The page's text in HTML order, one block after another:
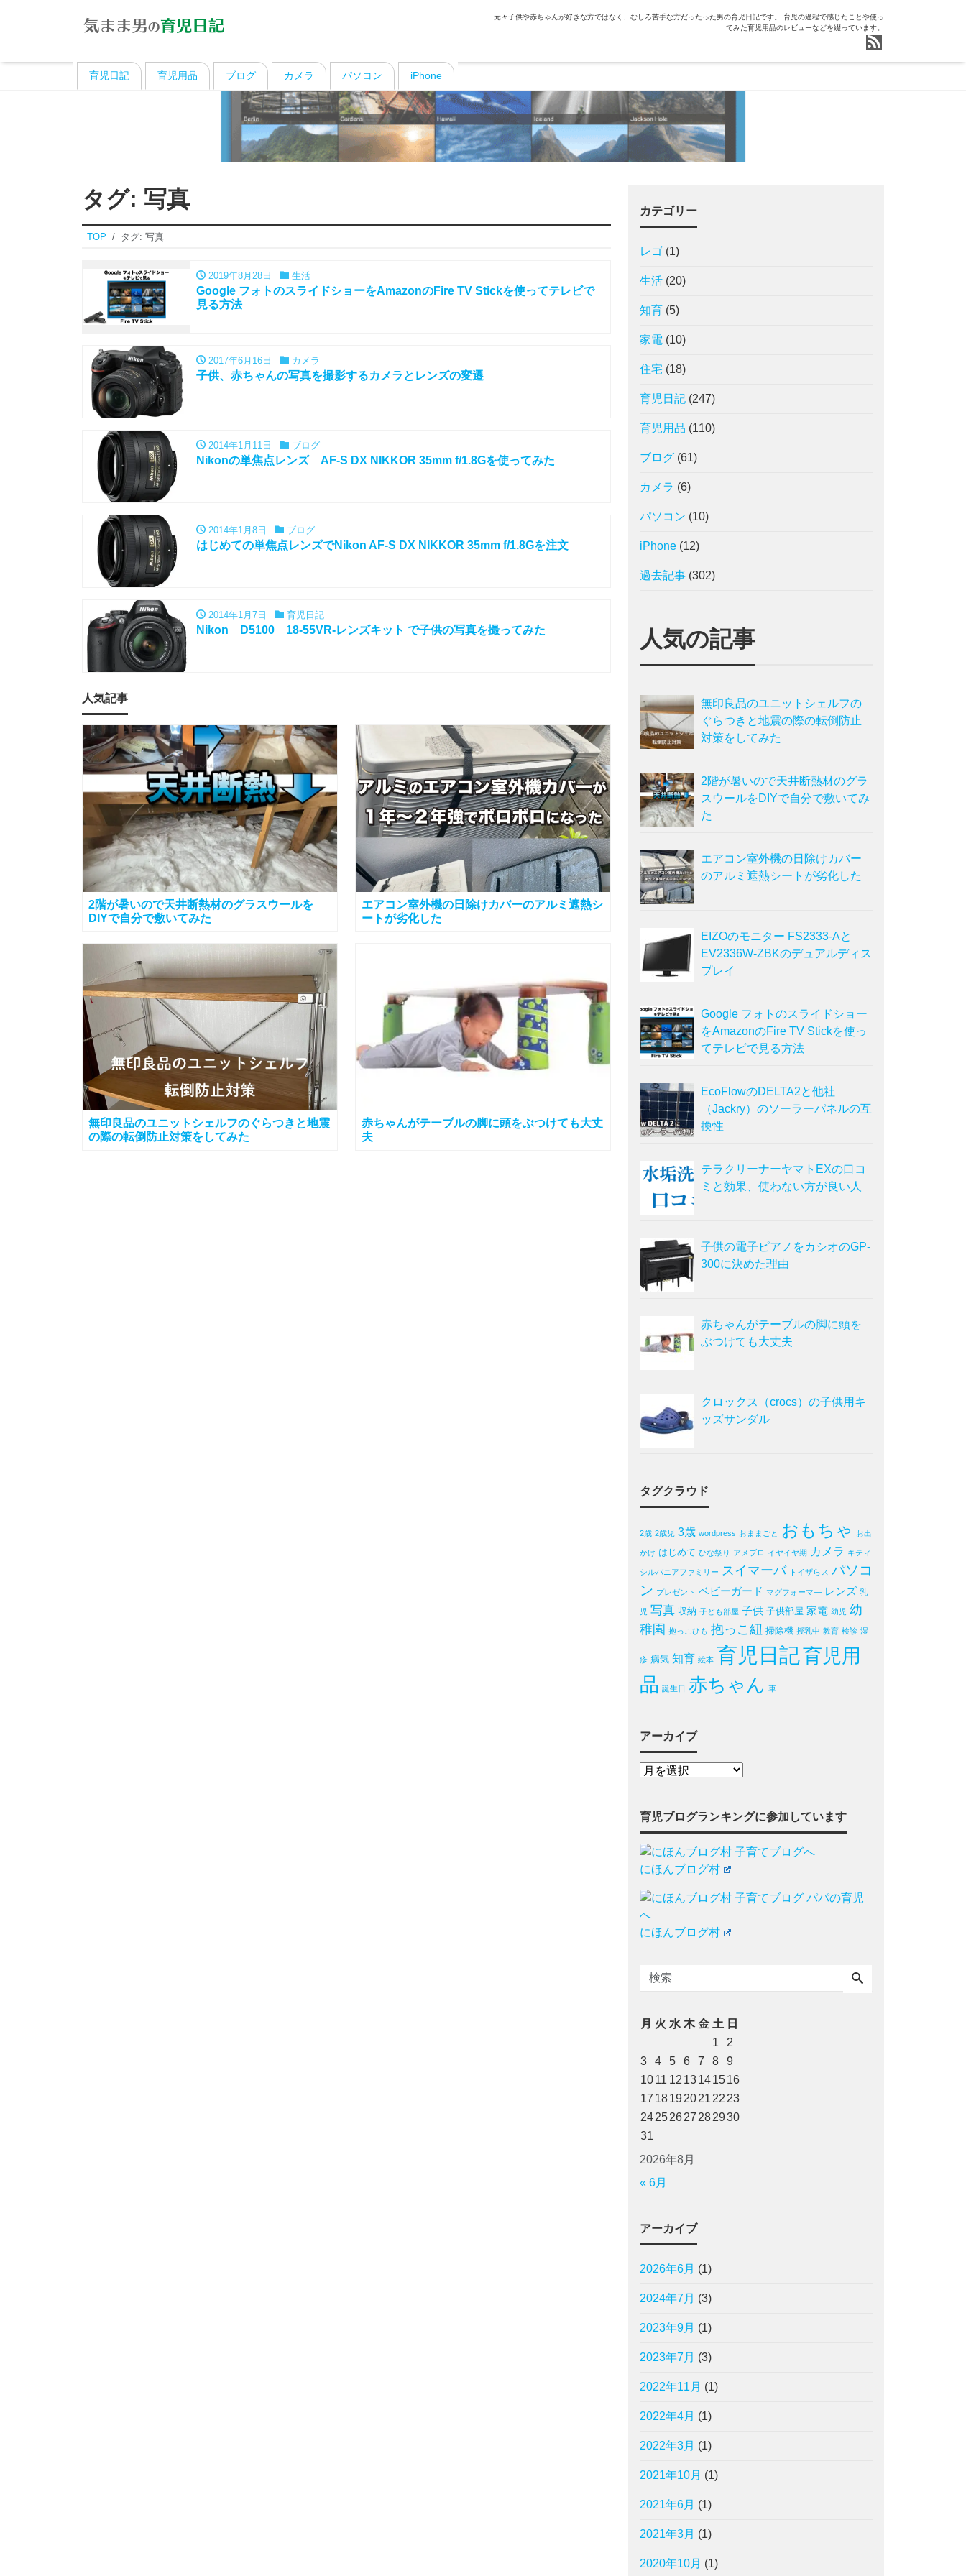
元々子供や赤ちゃんが好きな方ではなく、むしろ苦手な方だったった男の育児日記です。 育児の過程で感じたことや使っ
てみた育児用品のレビューなどを綴っています。
育児日記 育児用品 ブログ カメラ パソコン iPhone
タグ: 写真
TOP タグ: 写真
2019年8月28日 生活
Google フォトのスライドショーをAmazonのFire TV Stickを使ってテレビで
見る方法
2017年6月16日 カメラ
子供、赤ちゃんの写真を撮影するカメラとレンズの変遷
2014年1月11日 ブログ
Nikonの単焦点レンズ AF-S DX NIKKOR 35mm f/1.8Gを使ってみた
2014年1月8日 ブログ
はじめての単焦点レンズでNikon AF-S DX NIKKOR 35mm f/1.8Gを注文
2014年1月7日 育児日記
Nikon D5100 18-55VR-レンズキット で子供の写真を撮ってみた
人気記事
2階が暑いので天井断熱材のグラスウールを
DIYで自分で敷いてみた
エアコン室外機の日除けカバーのアルミ遮熱シ
ートが劣化した
無印良品のユニットシェルフのぐらつきと地震
の際の転倒防止対策をしてみた
赤ちゃんがテーブルの脚に頭をぶつけても大丈
夫
カテゴリー
レゴ (1)
生活 (20)
知育 (5)
家電 (10)
住宅 (18)
育児日記 (247)
育児用品 (110)
ブログ (61)
カメラ (6)
パソコン (10)
iPhone (12)
過去記事 (302)
人気の記事
無印良品のユニットシェルフの
ぐらつきと地震の際の転倒防止
対策をしてみた
2階が暑いので天井断熱材のグラ
スウールをDIYで自分で敷いてみ
た
エアコン室外機の日除けカバー
のアルミ遮熱シートが劣化した
EIZOのモニター FS2333-Aと
EV2336W-ZBKのデュアルディス
プレイ
Google フォトのスライドショー
をAmazonのFire TV Stickを使っ
てテレビで見る方法
EcoFlowのDELTA2と他社
（Jackry）のソーラーパネルの互
換性
テラクリーナーヤマトEXの口コ
ミと効果、使わない方が良い人
子供の電子ピアノをカシオのGP-
300に決めた理由
赤ちゃんがテーブルの脚に頭を
ぶつけても大丈夫
クロックス（crocs）の子供用キ
ッズサンダル
タグクラウド
2歳 2歳児 3歳 wordpress おままごと おもちゃ お出
かけ はじめて ひな祭り アメブロ イヤイヤ期 カメラ キティ
シルバニアファミリー スイマーバ トイザらス パソコ
ン プレゼント ベビーガード マグフォーマ― レンズ 乳
児 写真 収納 子ども部屋 子供 子供部屋 家電 幼児 幼
稚園 抱っこひも 抱っこ紐 掃除機 授乳中 教育 検診 湿
疹 病気 知育 絵本 育児日記育児用
品 誕生日 赤ちゃん 車
アーカイブ
育児ブログランキングに参加しています
にほんブログ村
にほんブログ村
2026年8月
月 火 水 木 金 土 日
1
2
3
4 5 6 7 8
9
1011 12 13141516
17 18192021 22 23
24252627 282930
31
« 6月
アーカイブ
2026年6月 (1)
2024年7月 (3)
2023年9月 (1)
2023年7月 (3)
2022年11月 (1)
2022年4月 (1)
2022年3月 (1)
2021年10月 (1)
2021年6月 (1)
2021年3月 (1)
2020年10月 (1)